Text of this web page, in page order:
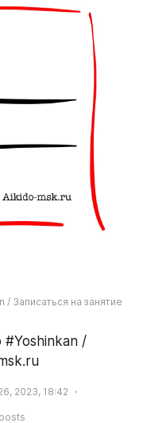
Записаться на занятие
#Yoshinkan /
2023, 18:42